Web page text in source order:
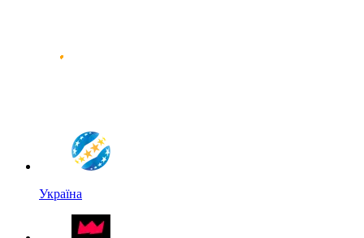
Україна